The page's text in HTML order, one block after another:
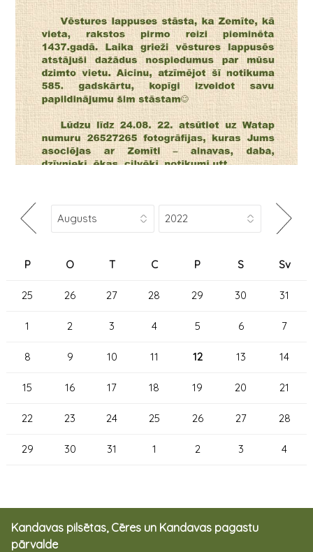
P O T C P S Sv
25 26 27 28 29 30 31
1 2 3 4 5 6 7
8 9 10 11 12 13 14
15 16 17 18 19 20 21
22 23 24 25 26 27 28
29 30 31 1 2 3 4
Kandavas pilsētas, Cēres un Kandavas pagastu
pārvalde